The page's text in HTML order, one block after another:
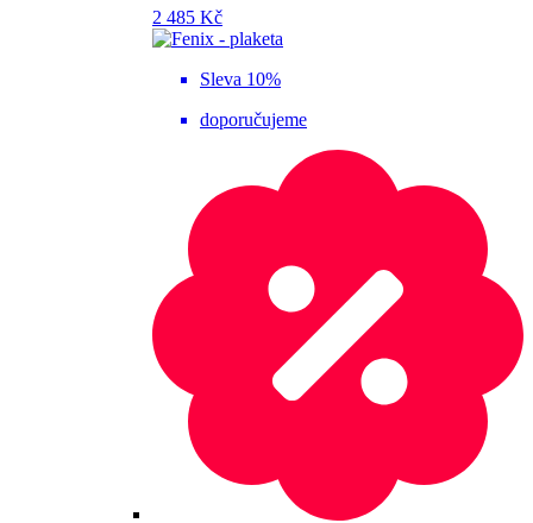
2 485 Kč
Sleva 10%
doporučujeme